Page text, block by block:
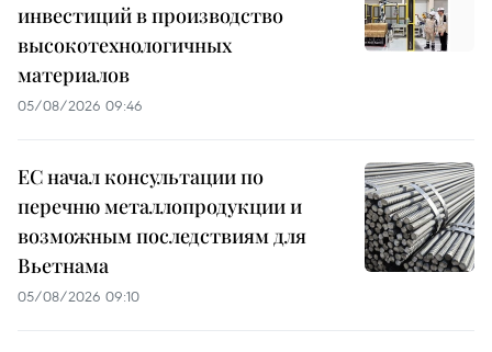
инвестиций в производство
высокотехнологичных
материалов
05/08/2026 09:46
ЕС начал консультации по
перечню металлопродукции и
возможным последствиям для
Вьетнама
05/08/2026 09:10